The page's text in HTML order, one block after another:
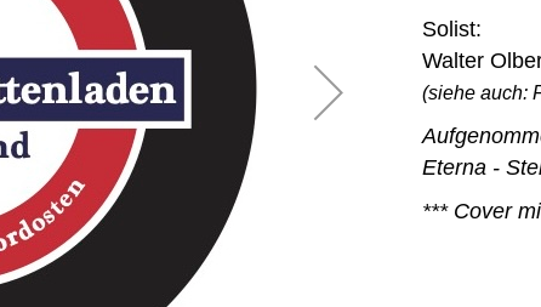
Solist:
Walter
(siehe auch:
Eterna -
*** Cover